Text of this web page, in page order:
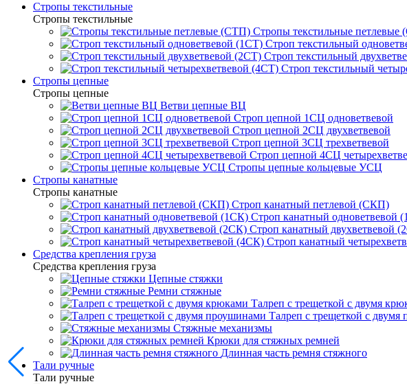
Стропы текстильные
Стропы текстильные
Стропы текстильные петлевые
Строп текстильный
Строп текстильный
Строп текстильный
Стропы цепные
Стропы цепные
Ветви цепные ВЦ
Строп цепной 1СЦ одноветвевой
Строп цепной 2СЦ двухветвевой
Строп цепной 3СЦ трехветвевой
Строп цепной 4СЦ
Стропы цепные кольцевые УСЦ
Стропы канатные
Стропы канатные
Строп канатный петлевой (СКП)
Строп канатный одноветвевой
Строп канатный двухветвевой
Строп канатный
Средства крепления груза
Средства крепления груза
Цепные стяжки
Ремни стяжные
Талреп с трещеткой с двумя
Талреп с трещеткой с двумя
Стяжные механизмы
Крюки для стяжных ремней
Длинная часть ремня стяжного
Тали ручные
Тали ручные